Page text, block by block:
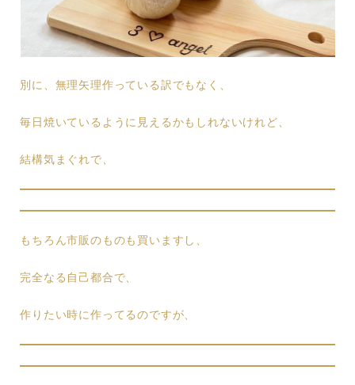
別に、無理矢理作っている訳でもなく、
毎日焼いているように見えるかもしれないけれど、
結構気まぐれで、
もちろん市販のものも買いますし、
完全なる自己都合で、
作りたい時に作ってるのですが、